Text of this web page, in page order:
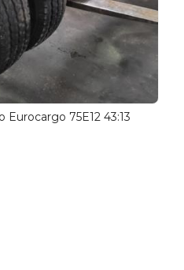
Eurocargo 75E12 43:13